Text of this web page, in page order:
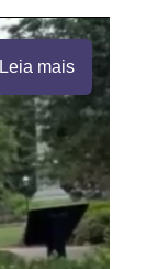
Leia mais